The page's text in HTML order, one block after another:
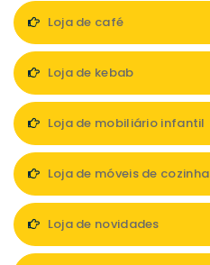
Loja de café
Loja de kebab
Loja de mobiliário infantil
Loja de móveis de cozinha
Loja de novidades